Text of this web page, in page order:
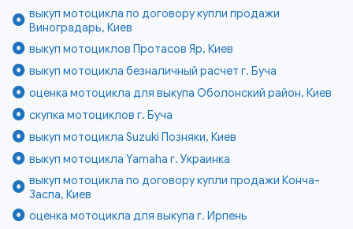
выкуп мотоцикла по договору купли продажи
Виноградарь, Киев
выкуп мотоциклов Протасов Яр, Киев
выкуп мотоцикла безналичный расчет г. Буча
оценка мотоцикла для выкупа Оболонский район, Киев
скупка мотоциклов г. Буча
выкуп мотоцикла Suzuki Позняки, Киев
выкуп мотоцикла Yamaha г. Украинка
выкуп мотоцикла по договору купли продажи Конча-
Заспа, Киев
оценка мотоцикла для выкупа г. Ирпень